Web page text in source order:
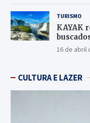
TURISMO
KAYAK
16 de abril
CULTURA E LAZER